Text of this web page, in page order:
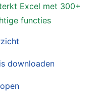
Excel met 300+
functies
downloaden